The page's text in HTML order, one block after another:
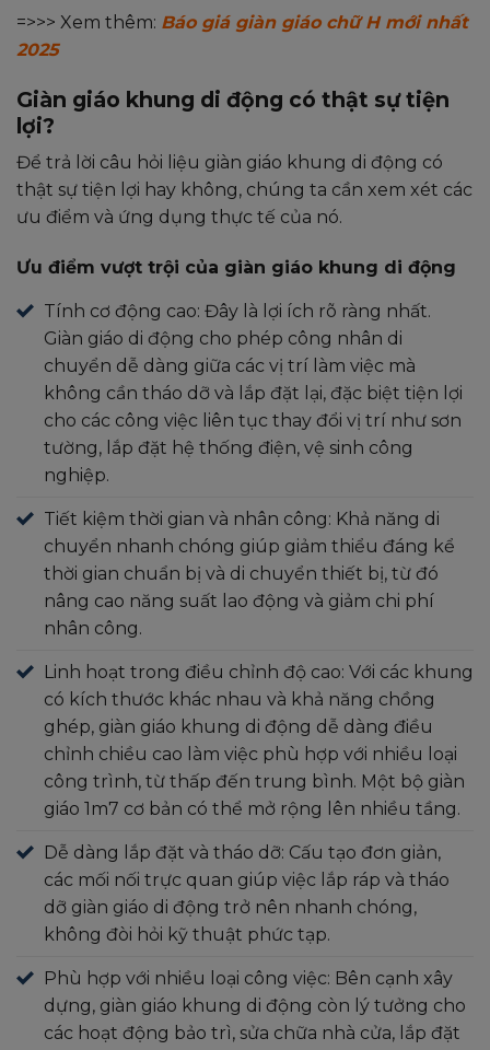
=>>> Xem thêm: Báo giá giàn giáo chữ H mới nhất
2025
Giàn giáo khung di động có thật sự tiện
lợi?
Để trả lời câu hỏi liệu giàn giáo khung di động có
thật sự tiện lợi hay không, chúng ta cần xem xét các
ưu điểm và ứng dụng thực tế của nó.
Ưu điểm vượt trội của giàn giáo khung di động
Tính cơ động cao: Đây là lợi ích rõ ràng nhất.
Giàn giáo di động cho phép công nhân di
chuyển dễ dàng giữa các vị trí làm việc mà
không cần tháo dỡ và lắp đặt lại, đặc biệt tiện lợi
cho các công việc liên tục thay đổi vị trí như sơn
tường, lắp đặt hệ thống điện, vệ sinh công
nghiệp.
Tiết kiệm thời gian và nhân công: Khả năng di
chuyển nhanh chóng giúp giảm thiểu đáng kể
thời gian chuẩn bị và di chuyển thiết bị, từ đó
nâng cao năng suất lao động và giảm chi phí
nhân công.
Linh hoạt trong điều chỉnh độ cao: Với các khung
có kích thước khác nhau và khả năng chồng
ghép, giàn giáo khung di động dễ dàng điều
chỉnh chiều cao làm việc phù hợp với nhiều loại
công trình, từ thấp đến trung bình. Một bộ giàn
giáo 1m7 cơ bản có thể mở rộng lên nhiều tầng.
Dễ dàng lắp đặt và tháo dỡ: Cấu tạo đơn giản,
các mối nối trực quan giúp việc lắp ráp và tháo
dỡ giàn giáo di động trở nên nhanh chóng,
không đòi hỏi kỹ thuật phức tạp.
Phù hợp với nhiều loại công việc: Bên cạnh xây
dựng, giàn giáo khung di động còn lý tưởng cho
các hoạt động bảo trì, sửa chữa nhà cửa, lắp đặt